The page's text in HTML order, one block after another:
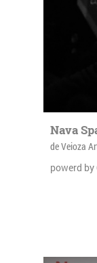
Nava
de Veioza
powerd by